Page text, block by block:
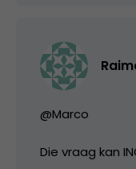
@Marco
Die vraag kan